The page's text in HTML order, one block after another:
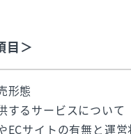
目＞
形態
するサービスについて
ECサイトの有無と運営